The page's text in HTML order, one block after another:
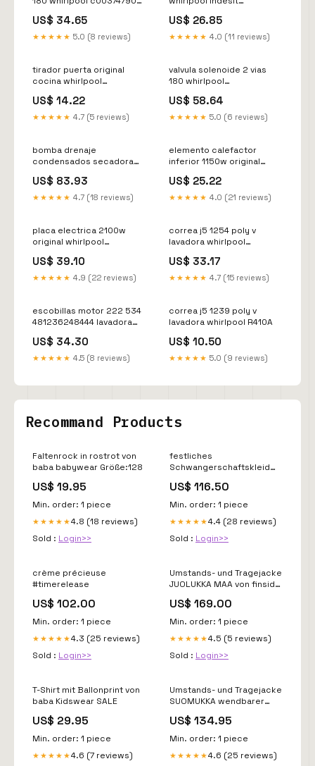
US$ 34.65
★★★★★ 5.0 (8 reviews)
US$ 26.85
★★★★★ 4.0 (11 reviews)
tirador puerta original
cocina whirlpool
secadora
US$ 14.22
★★★★★ 4.7 (5 reviews)
valvula solenoide 2 vias
180 whirlpool
US$ 58.64
★★★★★ 5.0 (6 reviews)
bomba drenaje
condensados secadora
control-temperatura
US$ 83.93
★★★★★ 4.7 (18 reviews)
elemento calefactor
inferior 1150w original
c00316553 rejilla-alambre
US$ 25.22
★★★★★ 4.0 (21 reviews)
placa electrica 2100w
original whirlpool
US$ 39.10
★★★★★ 4.9 (22 reviews)
correa j5 1254 poly v
lavadora whirlpool
cartucho
US$ 33.17
★★★★★ 4.7 (15 reviews)
escobillas motor 222 534
481236248444 lavadora
US$ 34.30
★★★★★ 4.5 (8 reviews)
correa j5 1239 poly v
lavadora whirlpool R410A
US$ 10.50
★★★★★ 5.0 (9 reviews)
Recommand Products
Faltenrock in rostrot von
baba babywear Größe:128
US$ 19.95
Min. order: 1 piece
★★★★★4.8 (18 reviews)
Sold : Login>>
festliches
Schwangerschaftskleid
mama
US$ 116.50
Min. order: 1 piece
★★★★★4.4 (28 reviews)
Sold : Login>>
crème précieuse
#timerelease
US$ 102.00
Min. order: 1 piece
★★★★★4.3 (25 reviews)
Sold : Login>>
Umstands- und Tragejacke
JUOLUKKA MAA von finside
Size:40
US$ 169.00
Min. order: 1 piece
★★★★★4.5 (5 reviews)
Sold : Login>>
T-Shirt mit Ballonprint von
baba Kidswear SALE
US$ 29.95
Min. order: 1 piece
★★★★★4.6 (7 reviews)
Umstands- und Tragejacke
SUOMUKKA wendbarer
bronze green Jacke Boys
US$ 134.95
Min. order: 1 piece
★★★★★4.6 (25 reviews)